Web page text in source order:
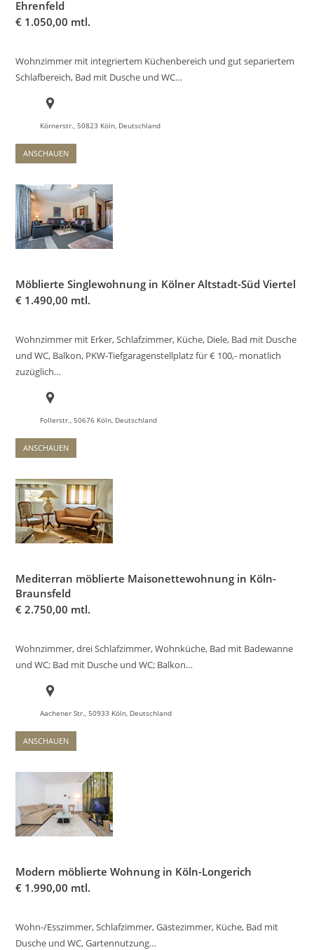
Ehrenfeld
€ 1.050,00 mtl.
Wohnzimmer mit integriertem Küchenbereich und gut separiertem
Schlafbereich, Bad mit Dusche und WC…
Körnerstr., 50823 Köln, Deutschland
ANSCHAUEN
Möblierte Singlewohnung in Kölner Altstadt-Süd Viertel
€ 1.490,00 mtl.
Wohnzimmer mit Erker, Schlafzimmer, Küche, Diele, Bad mit Dusche
und WC, Balkon, PKW-Tiefgaragenstellplatz für € 100,- monatlich
zuzüglich…
Follerstr., 50676 Köln, Deutschland
ANSCHAUEN
Mediterran möblierte Maisonettewohnung in Köln-
Braunsfeld
€ 2.750,00 mtl.
Wohnzimmer, drei Schlafzimmer, Wohnküche, Bad mit Badewanne
und WC; Bad mit Dusche und WC; Balkon…
Aachener Str., 50933 Köln, Deutschland
ANSCHAUEN
Modern möblierte Wohnung in Köln-Longerich
€ 1.990,00 mtl.
Wohn-/Esszimmer, Schlafzimmer, Gästezimmer, Küche, Bad mit
Dusche und WC, Gartennutzung…